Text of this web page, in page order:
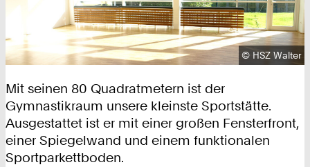
© HSZ Walter
Mit seinen 80 Quadratmetern ist der
Gymnastikraum unsere kleinste Sportstätte.
Ausgestattet ist er mit einer großen Fensterfront,
einer Spiegelwand und einem funktionalen
Sportparkettboden.